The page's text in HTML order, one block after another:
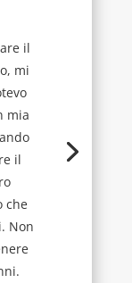
il
mi
mia
il
che
Non